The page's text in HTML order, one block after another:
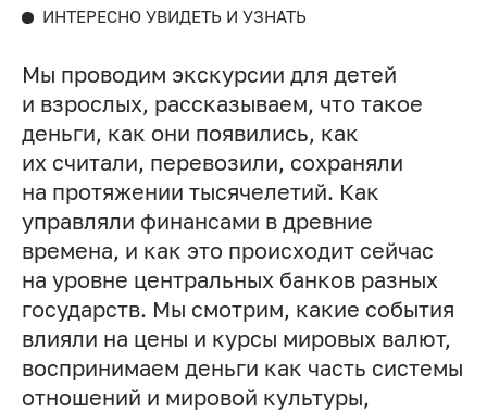
ИНТЕРЕСНО УВИДЕТЬ И УЗНАТЬ
Мы проводим экскурсии для детей
и взрослых, рассказываем, что такое
деньги, как они появились, как
их считали, перевозили, сохраняли
на протяжении тысячелетий. Как
управляли финансами в древние
времена, и как это происходит сейчас
на уровне центральных банков разных
государств. Мы смотрим, какие события
влияли на цены и курсы мировых валют,
воспринимаем деньги как часть системы
отношений и мировой культуры,